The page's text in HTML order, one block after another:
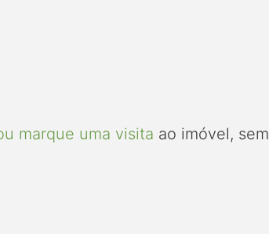
marque uma visita ao imóvel, sem